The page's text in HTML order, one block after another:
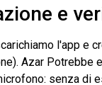
e
l'app e
Azar Potrebbe
senza di